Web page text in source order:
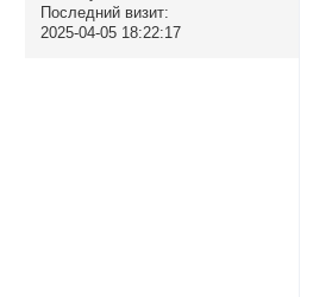
Последний визит:
2025-04-05 18:22:17